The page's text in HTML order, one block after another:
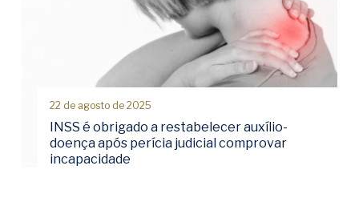
22 de agosto de 2025
INSS é obrigado a restabelecer auxílio-
doença após perícia judicial comprovar
incapacidade